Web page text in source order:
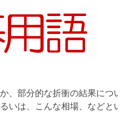
部分的な折衝の結果につい
は、こんな相場、などとい